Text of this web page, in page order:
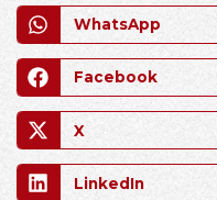
WhatsApp
Facebook
X
LinkedIn